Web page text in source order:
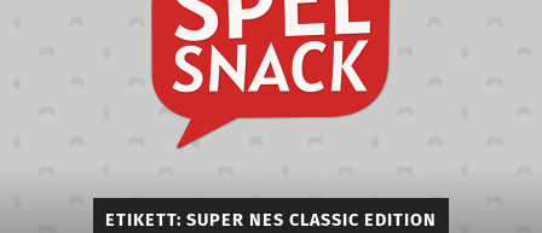
Spelsnack
ETIKETT: SUPER NES CLASSIC EDITION